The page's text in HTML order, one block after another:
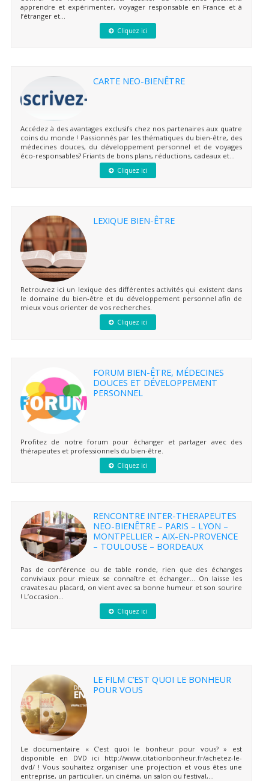
apprendre et expérimenter, voyager responsable en France et à
l’étranger et...
Cliquez ici
CARTE NEO-BIENÊTRE
Accédez à des avantages exclusifs chez nos partenaires aux quatre
coins du monde ! Passionnés par les thématiques du bien-être, des
médecines douces, du développement personnel et de voyages
éco-responsables? Friants de bons plans, réductions, cadeaux et...
Cliquez ici
LEXIQUE BIEN-ÊTRE
Retrouvez ici un lexique des différentes activités qui existent dans
le domaine du bien-être et du développement personnel afin de
mieux vous orienter de vos recherches.
Cliquez ici
FORUM BIEN-ÊTRE, MÉDECINES
DOUCES ET DÉVELOPPEMENT
PERSONNEL
Profitez de notre forum pour échanger et partager avec des
thérapeutes et professionnels du bien-être.
Cliquez ici
RENCONTRE INTER-THERAPEUTES
NEO-BIENÊTRE – PARIS – LYON –
MONTPELLIER – AIX-EN-PROVENCE
– TOULOUSE – BORDEAUX
Pas de conférence ou de table ronde, rien que des échanges
conviviaux pour mieux se connaître et échanger… On laisse les
cravates au placard, on vient avec sa bonne humeur et son sourire
! L’occasion...
Cliquez ici
LE FILM C’EST QUOI LE BONHEUR
POUR VOUS
Le documentaire « C’est quoi le bonheur pour vous? » est
disponible en DVD ici http://www.citationbonheur.fr/achetez-le-
dvd/ ! Vous souhaitez organiser une projection et vous êtes une
entreprise, un particulier, un cinéma, un salon ou festival,...